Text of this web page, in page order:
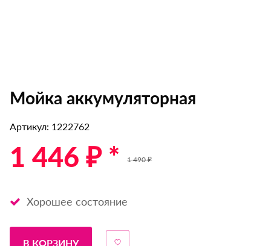
Мойка аккумуляторная
Артикул: 1222762
1 446 ₽ * 1 490 ₽
Хорошее состояние
В КОРЗИНУ